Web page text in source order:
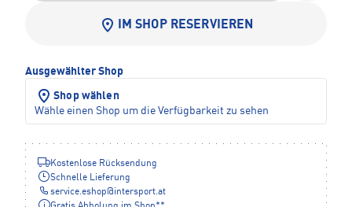
IM SHOP RESERVIEREN
Ausgewählter Shop
Shop wählen
Wähle einen Shop um die Verfügbarkeit zu sehen
Kostenlose Rücksendung
Schnelle Lieferung
service.eshop@intersport.at